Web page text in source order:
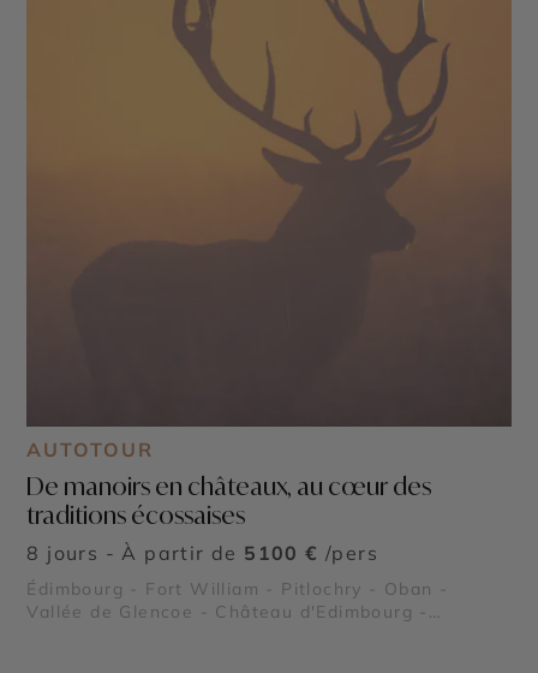
AUTOTOUR
De manoirs en châteaux, au cœur des
traditions écossaises
8 jours - À partir de 5100 € /pers
Édimbourg - Fort William - Pitlochry - Oban -
Vallée de Glencoe - Château d'Edimbourg -